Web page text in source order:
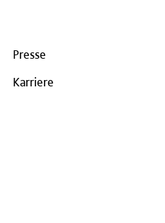
Presse
Karriere